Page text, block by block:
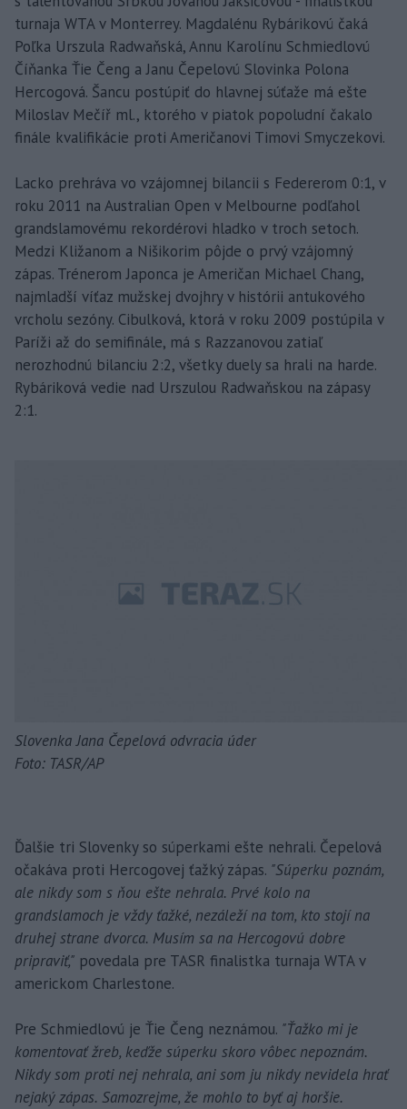
turnaja WTA v Monterrey. Magdalénu Rybárikovú čaká
Poľka Urszula Radwaňská, Annu Karolínu Schmiedlovú
Číňanka Ťie Čeng a Janu Čepelovú Slovinka Polona
Hercogová. Šancu postúpiť do hlavnej súťaže má ešte
Miloslav Mečíř ml., ktorého v piatok popoludní čakalo
finále kvalifikácie proti Američanovi Timovi Smyczekovi.
Lacko prehráva vo vzájomnej bilancii s Federerom 0:1, v
roku 2011 na Australian Open v Melbourne podľahol
grandslamovému rekordérovi hladko v troch setoch.
Medzi Kližanom a Nišikorim pôjde o prvý vzájomný
zápas. Trénerom Japonca je Američan Michael Chang,
najmladší víťaz mužskej dvojhry v histórii antukového
vrcholu sezóny. Cibulková, ktorá v roku 2009 postúpila v
Paríži až do semifinále, má s Razzanovou zatiaľ
nerozhodnú bilanciu 2:2, všetky duely sa hrali na harde.
Rybáriková vedie nad Urszulou Radwaňskou na zápasy
2:1.
Slovenka Jana Čepelová odvracia úder
Foto: TASR/AP
Ďalšie tri Slovenky so súperkami ešte nehrali. Čepelová
očakáva proti Hercogovej ťažký zápas. "Súperku poznám,
ale nikdy som s ňou ešte nehrala. Prvé kolo na
grandslamoch je vždy ťažké, nezáleží na tom, kto stojí na
druhej strane dvorca. Musím sa na Hercogovú dobre
pripraviť," povedala pre TASR finalistka turnaja WTA v
americkom Charlestone.
Pre Schmiedlovú je Ťie Čeng neznámou. "Ťažko mi je
komentovať žreb, keďže súperku skoro vôbec nepoznám.
Nikdy som proti nej nehrala, ani som ju nikdy nevidela hrať
nejaký zápas. Samozrejme, že mohlo to byť aj horšie.